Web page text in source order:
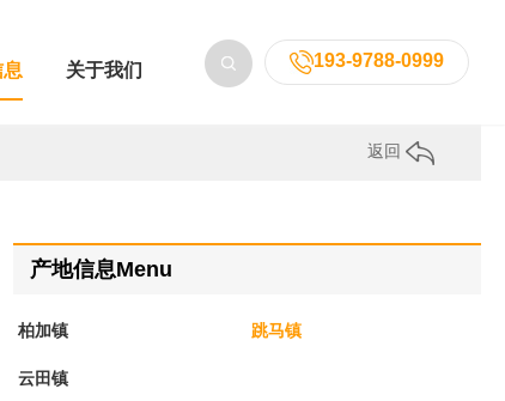
193-9788-0999
关于我们
返回
产地信息Menu
柏加镇 跳马镇
云田镇